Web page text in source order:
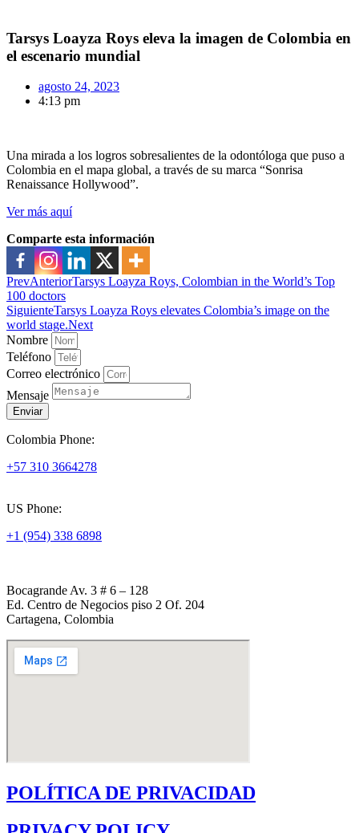
Tarsys Loayza Roys eleva la imagen de Colombia en
el escenario mundial
agosto 24, 2023
4:13 pm
Una mirada a los logros sobresalientes de la odontóloga que puso a
Colombia en el mapa global, a través de su marca “Sonrisa
Renaissance Hollywood”.
Ver más aquí
Comparte esta información
PrevAnteriorTarsys Loayza Roys, Colombian in the World’s Top
100 doctors
SiguienteTarsys Loayza Roys elevates Colombia’s image on the
world stage.Next
Nombre
Teléfono
Correo electrónico
Mensaje
Enviar
Colombia Phone:
+57 310 3664278
US Phone:
+1 (954) 338 6898
Bocagrande Av. 3 # 6 – 128
Ed. Centro de Negocios piso 2 Of. 204
Cartagena, Colombia
POLÍTICA DE PRIVACIDAD